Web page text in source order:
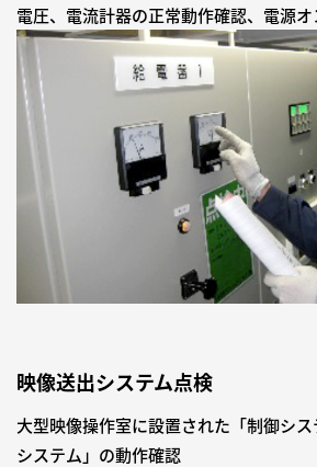
電圧、電流計器の正常動作確認、電源
映像送出システム点検
大型映像操作室に設置された「制御シ
システム」の動作確認